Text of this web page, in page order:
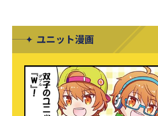
ユニット漫画